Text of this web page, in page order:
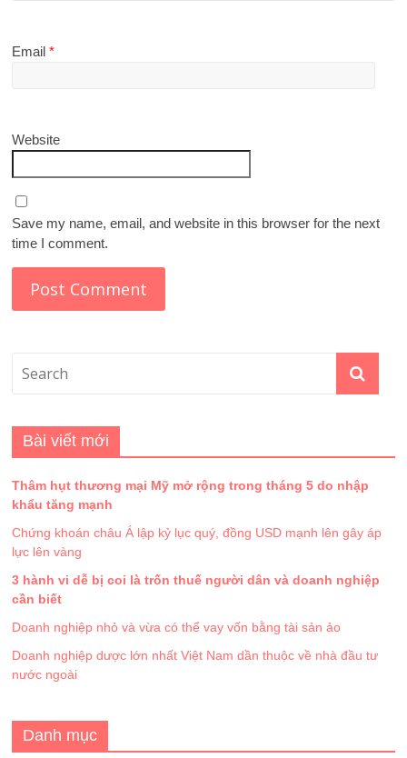
Email*
Website
Save my name, email, and website in this browser for the next
time I comment.
Bài viết mới
Thâm hụt thương mại Mỹ mở rộng trong tháng 5 do nhập
khẩu tăng mạnh
Chứng khoán châu Á lập kỷ lục quý, đồng USD mạnh lên gây áp
lực lên vàng
3 hành vi dễ bị coi là trốn thuế người dân và doanh nghiệp
cần biết
Doanh nghiệp nhỏ và vừa có thể vay vốn bằng tài sản ảo
Doanh nghiệp dược lớn nhất Việt Nam dần thuộc về nhà đầu tư
nước ngoài
Danh mục